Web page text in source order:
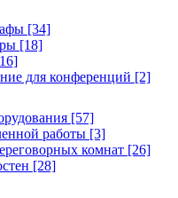
[34]
[18]
для конференций [2]
[57]
работы [3]
комнат [26]
[28]